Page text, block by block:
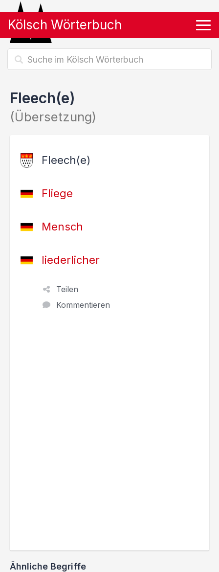
Kölsch Wörterbuch
Fleech(e)
(Übersetzung)
Fleech(e)
Fliege
Mensch
liederlicher
Teilen
Kommentieren
Ähnliche Begriffe